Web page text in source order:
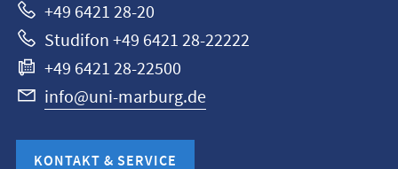
+49 6421 28-20
Studifon +49 6421 28-22222
+49 6421 28-22500
info@uni-marburg.de
KONTAKT & SERVICE